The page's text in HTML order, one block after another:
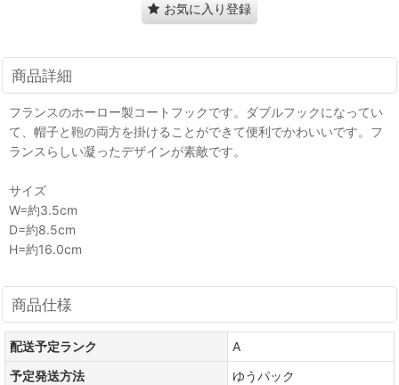
お気に入り登録
商品詳細
フランスのホーロー製コートフックです。ダブルフックになってい
て、帽子と鞄の両方を掛けることができて便利でかわいいです。フ
ランスらしい凝ったデザインが素敵です。
サイズ
W=約3.5cm
D=約8.5cm
H=約16.0cm
商品仕様
配送予定ランク
A
予定発送方法
ゆうパック